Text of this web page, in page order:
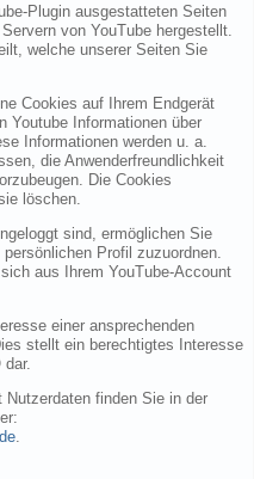
Plugin ausgestatteten Seiten
von YouTube hergestellt.
welche unserer Seiten Sie
Cookies auf Ihrem Endgerät
Youtube Informationen über
Informationen werden u. a.
die Anwenderfreundlichkeit
Die Cookies
löschen.
sind, ermöglichen Sie
Profil zuzuordnen.
aus Ihrem YouTube-Account
einer ansprechenden
stellt ein berechtigtes Interesse
finden Sie in der